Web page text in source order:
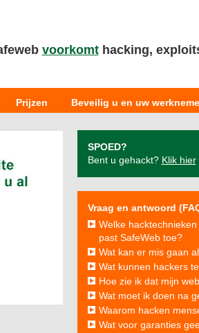
voorkomthacking,
Prijzen Beveilig u en uw
SPOED?
Bent u gehackt? Klik hier
Vraag en antwoord
Welke
past SafeWeb toe?
Wat kan er mis gaan
Wat kunnen hackers
Hoe zie ik dat mijn
Wat moet ik doen na
Waarom hacken
Wat voor garanties